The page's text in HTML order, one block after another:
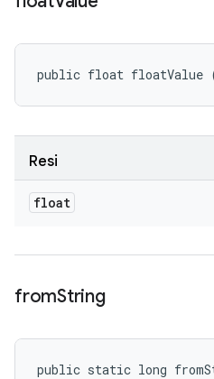
public float floatValue
Resi
float
fromString
public static long